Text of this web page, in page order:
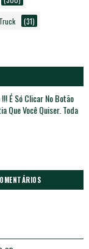
(31)
É Só Clicar No Botão
Que Você Quiser. Toda